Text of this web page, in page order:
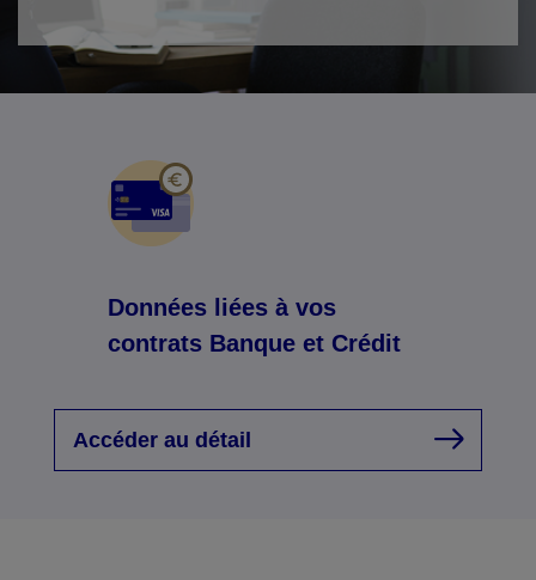
Données liées à vos
contrats Banque et Crédit
Accéder au détail